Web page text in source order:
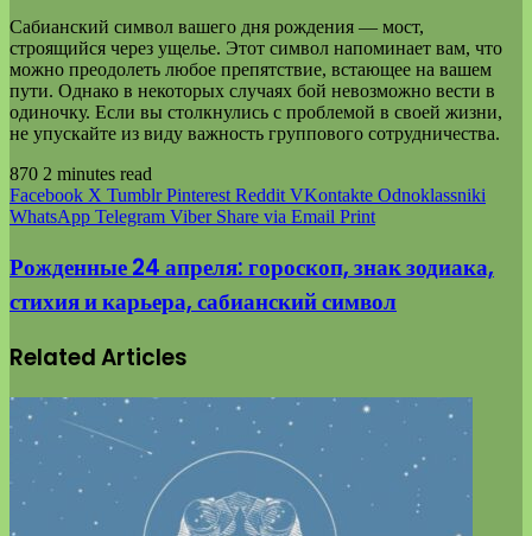
Сабианский символ вашего дня рождения — мост,
строящийся через ущелье. Этот символ напоминает вам, что
можно преодолеть любое препятствие, встающее на вашем
пути. Однако в некоторых случаях бой невозможно вести в
одиночку. Если вы столкнулись с проблемой в своей жизни,
не упускайте из виду важность группового сотрудничества.
870 2 minutes read
Facebook X Tumblr Pinterest Reddit VKontakte Odnoklassniki
WhatsApp Telegram Viber Share via Email Print
Рожденные 24 апреля: гороскоп, знак зодиака,
стихия и карьера, сабианский символ
Related Articles